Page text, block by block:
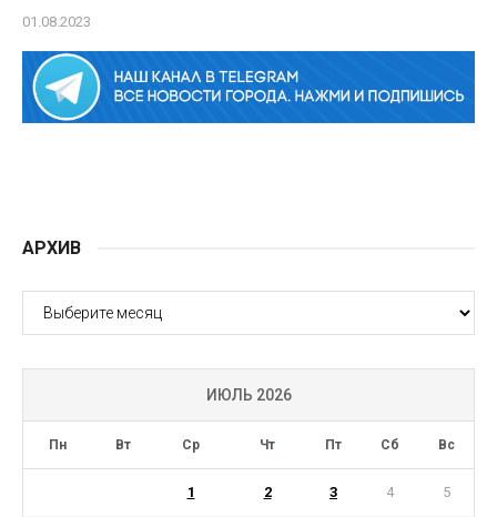
01.08.2023
АРХИВ
АРХИВ
ИЮЛЬ 2026
Пн Вт Ср Чт Пт Сб Вс
1 2 3 4 5